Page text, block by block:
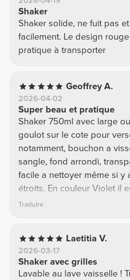
Shaker
Shaker solide, ne fuit pas
facilement. Le design
pratique à transporter
Geoffrey A.
2026-04-02
Super beau et pratique
Shaker 750ml avec large
goulot sur le cote pour
notamment, bouchon a
sangle, fond arrondi,
facile a nettoyer même si y
étroits. En couleur Violet il
pratique !
Traduire
Laetitia V.
2026-03-17
Shaker avec grilles
Lavable au lave vaisselle !